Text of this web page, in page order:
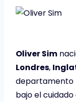
Oliver Sim
Londres,
departamento
bajo el